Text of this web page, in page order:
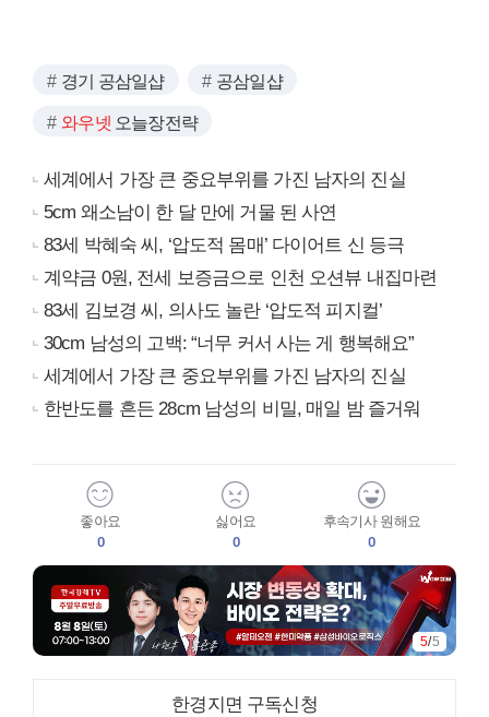
경기 공삼일샵 공삼일샵
와우넷 오늘장전략
세계에서 가장 큰 중요부위를 가진 남자의 진실
5cm 왜소남이 한 달 만에 거물 된 사연
83세 박혜숙 씨, ‘압도적 몸매’ 다이어트 신 등극
계약금 0원, 전세 보증금으로 인천 오션뷰 내집마련
83세 김보경 씨, 의사도 놀란 ‘압도적 피지컬’
30cm 남성의 고백: “너무 커서 사는 게 행복해요”
세계에서 가장 큰 중요부위를 가진 남자의 진실
한반도를 흔든 28cm 남성의 비밀, 매일 밤 즐거워
좋아요
0
싫어요
0
후속기사 원해요
0
5/5
한경지면 구독신청